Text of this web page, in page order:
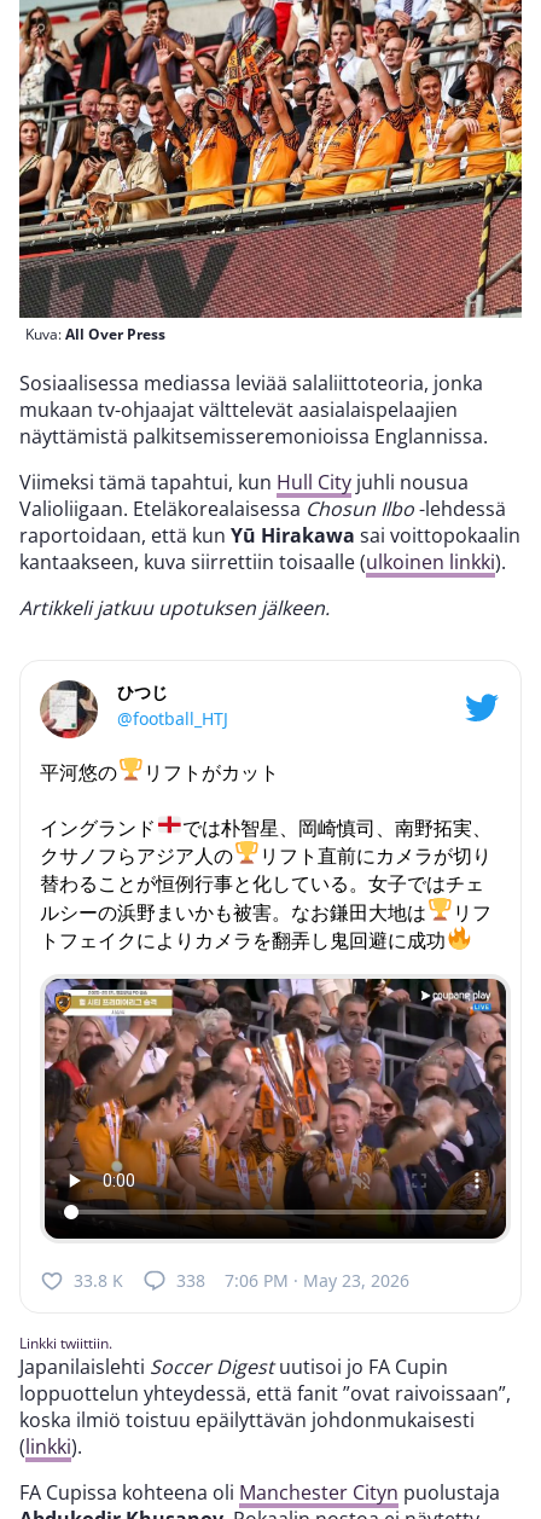
Kuva:All Over Press
Sosiaalisessa mediassa leviää salaliittoteoria, jonka
mukaan tv-ohjaajat välttelevät aasialaispelaajien
näyttämistä palkitsemisseremonioissa Englannissa.
Viimeksi tämä tapahtui, kun Hull City juhli nousua
Valioliigaan. Eteläkorealaisessa Chosun Ilbo-lehdessä
raportoidaan, että kun Yū Hirakawa sai voittopokaalin
kantaakseen, kuva siirrettiin toisaalle (ulkoinen linkki).
Artikkeli jatkuu upotuksen jälkeen.
ひつじ
@football_HTJ
平河悠の リフトがカット
イングランド
では朴智星、岡崎慎司、南野拓実、
クサノフらアジア人の
リフト直前にカメラが切り
替わることが恒例行事と化している。女子ではチェ
ルシーの浜野まいかも被害。なお鎌田大地は
リフ
トフェイクによりカメラを翻弄し鬼回避に成功
33.8 K 338 7:06 PM · May 23, 2026
Linkki twiittiin.
Japanilaislehti Soccer Digestuutisoi jo FA Cupin
loppuottelun yhteydessä, että fanit ”ovat raivoissaan”,
koska ilmiö toistuu epäilyttävän johdonmukaisesti
(linkki).
FA Cupissa kohteena oli Manchester Cityn puolustaja